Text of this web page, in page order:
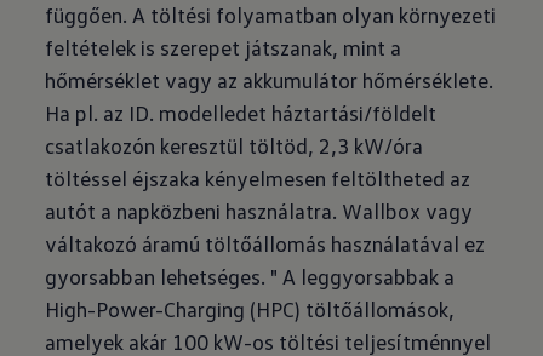
függően. A töltési folyamatban olyan környezeti
feltételek is szerepet játszanak, mint a
hőmérséklet vagy az akkumulátor hőmérséklete.
Ha pl. az ID. modelledet háztartási/földelt
csatlakozón keresztül töltöd, 2,3 kW/óra
töltéssel éjszaka kényelmesen feltöltheted az
autót a napközbeni használatra. Wallbox vagy
váltakozó áramú töltőállomás használatával ez
gyorsabban lehetséges. " A leggyorsabbak a
High-Power-Charging (HPC) töltőállomások,
amelyek akár 100 kW-os töltési teljesítménnyel